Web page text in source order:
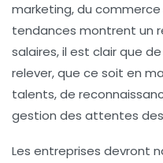
marketing, du commerce
tendances montrent un
salaires, il est clair que
relever, que ce soit en
talents, de
gestion des attentes
Les entreprises devront